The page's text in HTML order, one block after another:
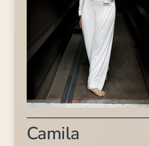
Camila